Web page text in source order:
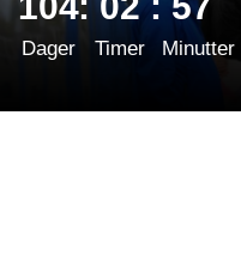
Dager Timer Minutter